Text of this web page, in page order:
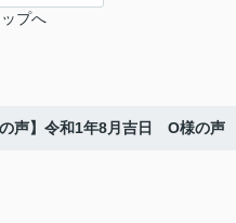
プへ
の声】令和1年8月吉日 O様の声